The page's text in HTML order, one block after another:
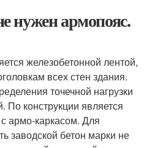
нужен армопояс.
железобетонной лентой,
всех стен здания.
точечной нагрузки
конструкции является
армо-каркасом. Для
заводской бетон марки не